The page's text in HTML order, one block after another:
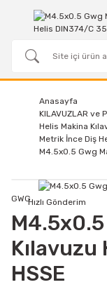
Anasayfa
KILAVUZLAR ve
Helis Makina
Metrik İnce Diş
M4.5x0.5 Gwg
Hızlı Gönderim
GWG
Kılavuzu
HSSE